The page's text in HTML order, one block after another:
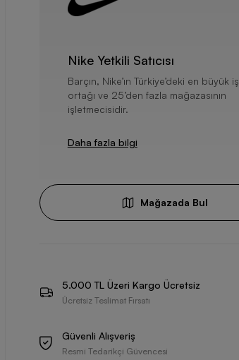
Nike Yetkili Satıcısı
Barçın, Nike’ın Türkiye’deki en büyük iş
ortağı ve 25’den fazla mağazasının
işletmecisidir.
Daha fazla bilgi
Mağazada Bul
5.000 TL Üzeri Kargo Ücretsiz
Ücretsiz Teslimat Fırsatı
Güvenli Alışveriş
Resmi Tedarikçi Güvencesi